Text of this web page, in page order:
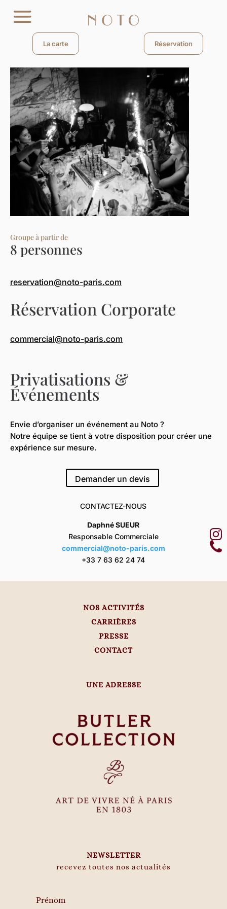
La carte Réservation
Groupe à partir de
8 personnes
reservation@noto-paris.com
Réservation Corporate
commercial@noto-paris.com
Privatisations &
Événements
Envie d’organiser un événement au Noto ?
Notre équipe se tient à votre disposition pour créer une
expérience sur mesure.
Demander un devis
CONTACTEZ-NOUS
Daphné SUEUR
Responsable Commerciale
commercial@noto-paris.com
+33 7 63 62 24 74
NOS ACTIVITÉS
CARRIÈRES
PRESSE
CONTACT
UNE ADRESSE
NEWSLETTER
recevez toutes nos actualités